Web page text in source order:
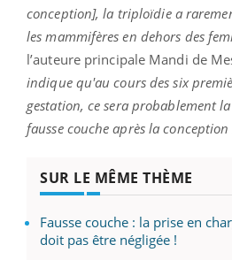
conception], la triploïdie a
les mammifères en dehors des
l’auteure principale Mandi de
indique qu'au cours des six
gestation, ce sera probablement
fausse couche après la
SUR LE MÊME THÈME
Fausse couche : la prise en
doit pas être négligée !